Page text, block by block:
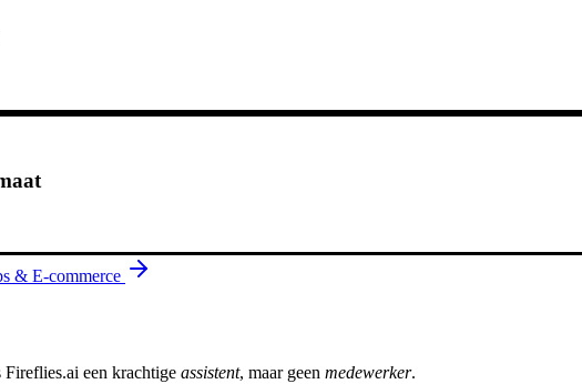
& E-commerce
Fireflies.ai een krachtige assistent, maar geen medewerker.